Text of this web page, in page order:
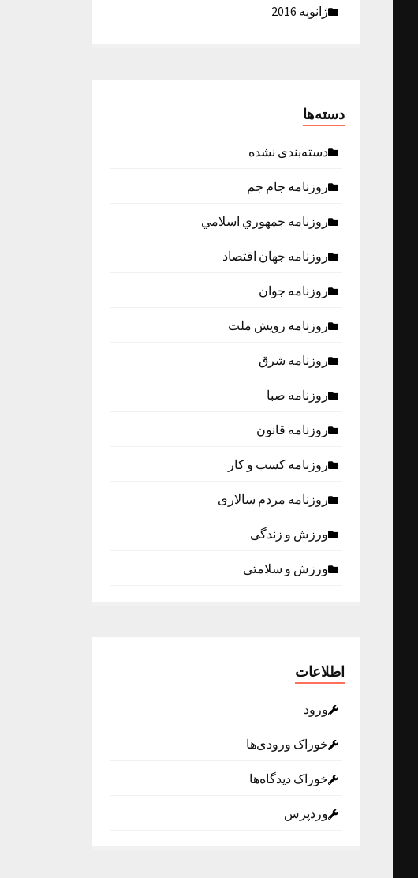
ژانویه 2016
دسته‌ها
دسته‌بندی نشده
روزنامه جام جم
روزنامه جمهوري اسلامي
روزنامه جهان اقتصاد
روزنامه جوان
روزنامه رویش ملت
روزنامه شرق
روزنامه صبا
روزنامه قانون
روزنامه كسب و كار
روزنامه مردم سالاری
ورزش و زندگی
ورزش و سلامتی
اطلاعات
ورود
خوراک ورودی‌ها
خوراک دیدگاه‌ها
وردپرس